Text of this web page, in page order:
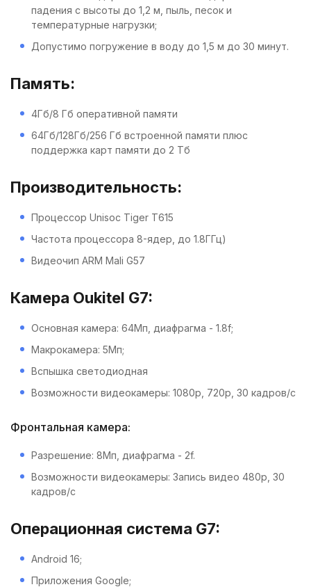
падения с высоты до 1,2 м, пыль, песок и
температурные нагрузки;
Допустимо погружение в воду до 1,5 м до 30 минут.
Память:
4Гб/8 Гб оперативной памяти
64Гб/128Гб/256 Гб встроенной памяти плюс
поддержка карт памяти до 2 Тб
Производительность:
Процессор Unisoc Tiger T615
Частота процессора 8-ядер, до 1.8ГГц)
Видеочип ARM Mali G57
Камера Oukitel G7:
Основная камера: 64Мп, диафрагма - 1.8f;
Макрокамера: 5Мп;
Вспышка светодиодная
Возможности видеокамеры: 1080p, 720p, 30 кадров/с
Фронтальная камера:
Разрешение: 8Мп, диафрагма - 2f.
Возможности видеокамеры: Запись видео 480p, 30
кадров/с
Операционная система G7:
Android 16;
Приложения Google;